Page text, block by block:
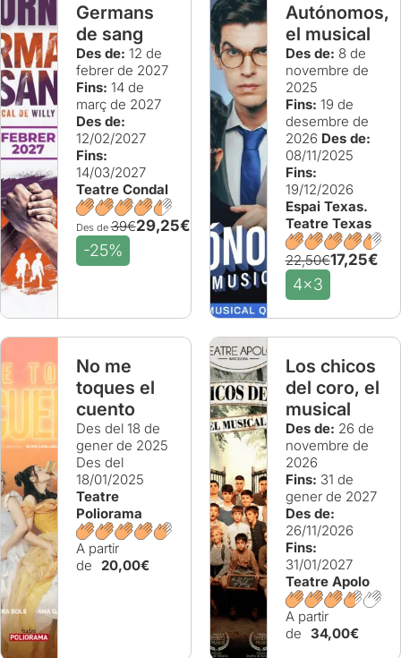
Germans
de sang
Des de: 12 de
febrer de 2027
Fins: 14 de
març de 2027
Des de:
12/02/2027
Fins:
14/03/2027
Teatre Condal
Des de39€29,25€
-25%
Autónomos,
el musical
Des de: 8 de
novembre de
2025
Fins: 19 de
desembre de
2026 Des de:
08/11/2025
Fins:
19/12/2026
Espai Texas.
Teatre Texas
22,50€17,25€
4x3
No me
toques el
cuento
Des del 18 de
gener de 2025
Des del
18/01/2025
Teatre
Poliorama
A partir
de
20,00€
Los chicos
del coro, el
musical
Des de: 26 de
novembre de
2026
Fins: 31 de
gener de 2027
Des de:
26/11/2026
Fins:
31/01/2027
Teatre Apolo
A partir
de 34,00€